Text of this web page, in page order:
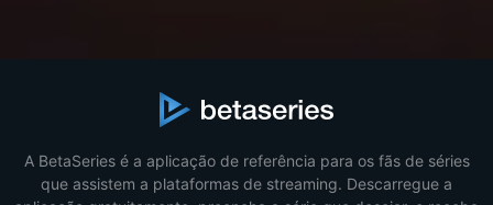
A BetaSeries é a aplicação de referência para os fãs de séries
que assistem a plataformas de streaming. Descarregue a